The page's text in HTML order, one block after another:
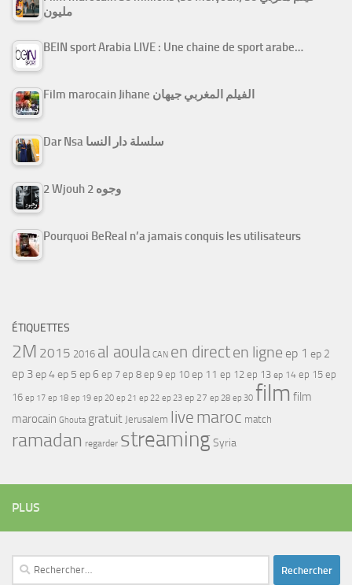
مليون
BEIN sport Arabia LIVE : Une chaine de sport arabe…
Film marocain Jihane الفيلم المغربي جيهان
Dar Nsa سلسلة دار النسا
2 Wjouh 2 وجوه
Pourquoi BeReal n’a jamais conquis les utilisateurs
ÉTIQUETTES
2M 2015 2016 al aoula CAN en directen ligne ep 1 ep 2
ep 3ep 4ep 5 ep 6 ep 7 ep 8 ep 9 ep 10 ep 11 ep 12 ep 13 ep 14 ep 15 ep
16 ep 17 ep 18 ep 19 ep 20 ep 21 ep 22 ep 23 ep 27 ep 28 ep 30 film film
marocain Ghouta gratuit Jerusalem live maroc match
ramadan regarder streamingSyria
PLUS
Rechercher :